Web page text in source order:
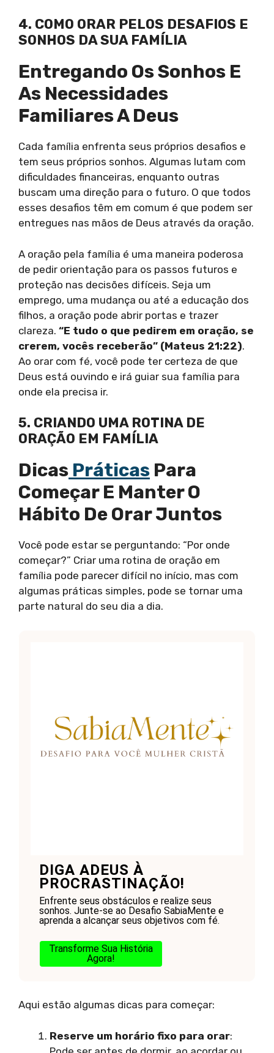
4. COMO ORAR PELOS DESAFIOS E
SONHOS DA SUA FAMÍLIA
Entregando Os Sonhos E
As Necessidades
Familiares A Deus
Cada família enfrenta seus próprios desafios e
tem seus próprios sonhos. Algumas lutam com
dificuldades financeiras, enquanto outras
buscam uma direção para o futuro. O que todos
esses desafios têm em comum é que podem ser
entregues nas mãos de Deus através da oração.
A oração pela família é uma maneira poderosa
de pedir orientação para os passos futuros e
proteção nas decisões difíceis. Seja um
emprego, uma mudança ou até a educação dos
filhos, a oração pode abrir portas e trazer
clareza. “E tudo o que pedirem em oração, se
crerem, vocês receberão” (Mateus 21:22).
Ao orar com fé, você pode ter certeza de que
Deus está ouvindo e irá guiar sua família para
onde ela precisa ir.
5. CRIANDO UMA ROTINA DE
ORAÇÃO EM FAMÍLIA
Dicas Práticas Para
Começar E Manter O
Hábito De Orar Juntos
Você pode estar se perguntando: “Por onde
começar?” Criar uma rotina de oração em
família pode parecer difícil no início, mas com
algumas práticas simples, pode se tornar uma
parte natural do seu dia a dia.
DIGA ADEUS À
PROCRASTINAÇÃO!
Enfrente seus obstáculos e realize seus
sonhos. Junte-se ao Desafio SabiaMente e
aprenda a alcançar seus objetivos com fé.
Transforme Sua História
Agora!
Aqui estão algumas dicas para começar:
Reserve um horário fixo para orar: